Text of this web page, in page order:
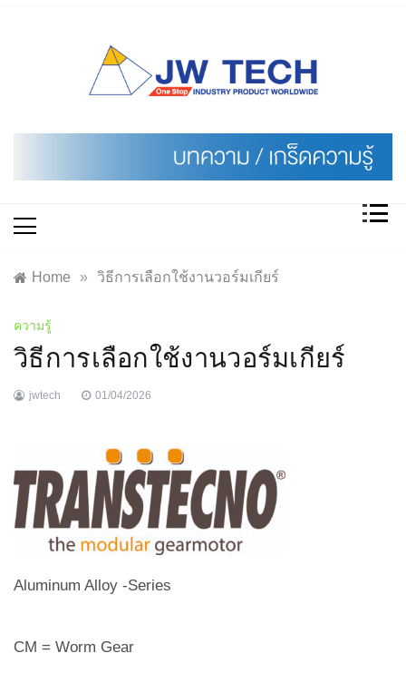
Home » วิธีการเลือกใช้งานวอร์มเกียร์
ความรู้
วิธีการเลือกใช้งานวอร์มเกียร์
jwtech 01/04/2026
Aluminum Alloy -Series
CM = Worm Gear